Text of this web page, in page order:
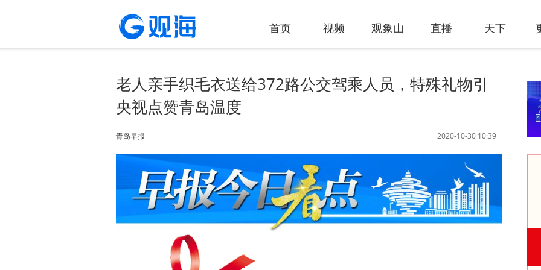
首页 视频 观象山 直播 天下
老人亲手织毛衣送给372路公交驾乘人员，特殊礼物引
央视点赞青岛温度
2020-10-30 10:39
青岛早报